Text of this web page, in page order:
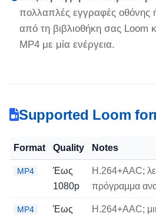
πολλαπλές εγγραφές οθόνης
από τη βιβλιοθήκη σας Loom
MP4 με μία ενέργεια.
Supported Loom
Format Quality Notes
MP4
Έως
1080p
H.264+AAC;
πρόγραμμα
MP4
Έως
H.264+AAC;